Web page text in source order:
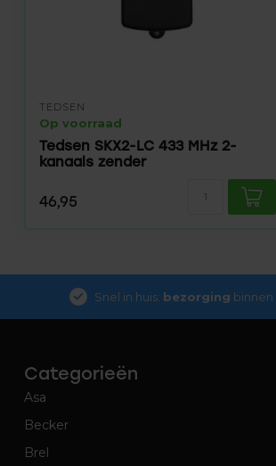
TEDSEN
Op voorraad
Tedsen SKX2-LC 433 MHz 2-
kanaals zender
46,95
Snel in huis: bezorging binnen
Categorieën
Asa
Becker
Brel